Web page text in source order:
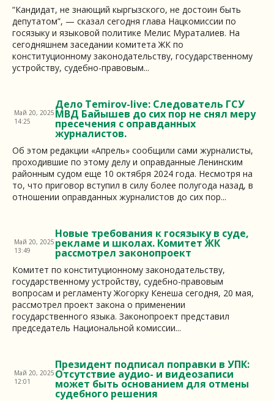
“Кандидат, не знающий кыргызского, не достоин быть
депутатом”, — сказал сегодня глава Нацкомиссии по
госязыку и языковой политике Мелис Мураталиев. На
сегодняшнем заседании комитета ЖК по
конституционному законодательству, государственному
устройству, судебно-правовым...
Дело Temirov-live: Следователь ГСУ
МВД Байышев до сих пор не снял меру
пресечения с оправданных
журналистов.
Май 20, 2025
14:25
Об этом редакции «Апрель» сообщили сами журналисты,
проходившие по этому делу и оправданные Ленинским
районным судом еще 10 октября 2024 года. Несмотря на
то, что приговор вступил в силу более полугода назад, в
отношении оправданных журналистов до сих пор...
Новые требования к госязыку в суде,
рекламе и школах. Комитет ЖК
рассмотрел законопроект
Май 20, 2025
13:49
Комитет по конституционному законодательству,
государственному устройству, судебно-правовым
вопросам и регламенту Жогорку Кенеша сегодня, 20 мая,
рассмотрел проект закона о применении
государственного языка. Законопроект представил
председатель Национальной комиссии...
Президент подписал поправки в УПК:
Отсутствие аудио- и видеозаписи
может быть основанием для отмены
судебного решения
Май 20, 2025
12:01